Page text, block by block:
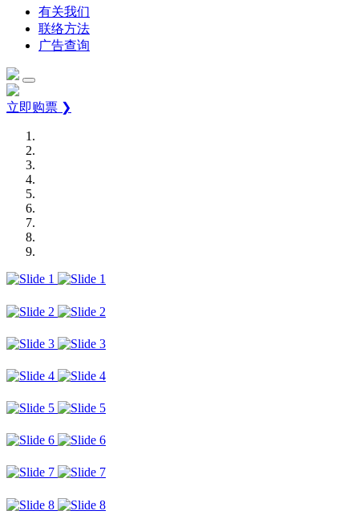
有关我们
联络方法
广告查询
立即购票 ❯